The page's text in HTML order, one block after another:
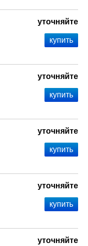
уточняйте
уточняйте
уточняйте
уточняйте
уточняйте